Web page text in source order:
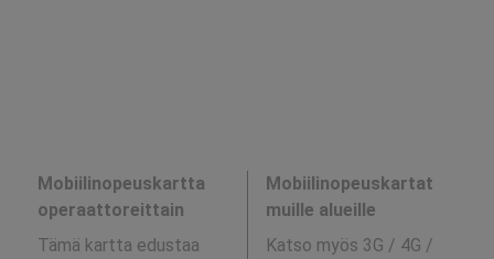
Mobiilinopeuskartta
operaattoreittain
Tämä kartta edustaa
Mobiilinopeuskartat
muille alueille
Katso myös 3G / 4G /